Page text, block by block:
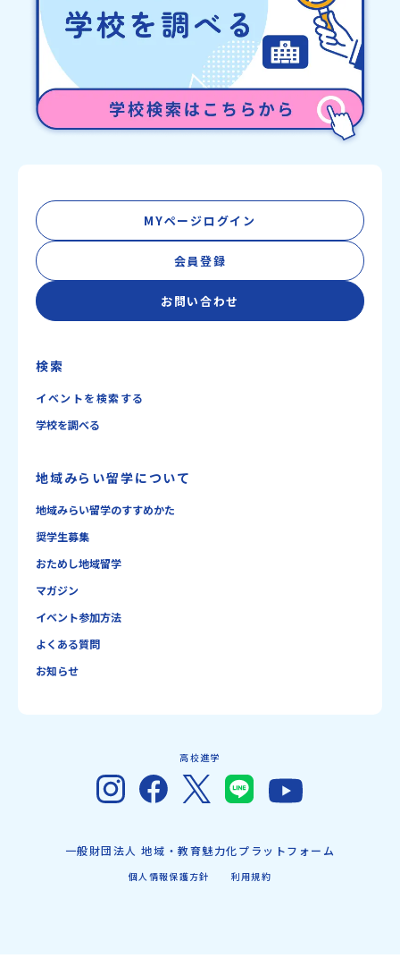
MYページログイン
会員登録
お問い合わせ
検索
イベントを検索する
学校を調べる
地域みらい留学について
地域みらい留学のすすめかた
奨学生募集
おためし地域留学
マガジン
イベント参加方法
よくある質問
お知らせ
高校進学
一般財団法人 地域・教育魅力化プラットフォーム
個人情報保護方針 利用規約